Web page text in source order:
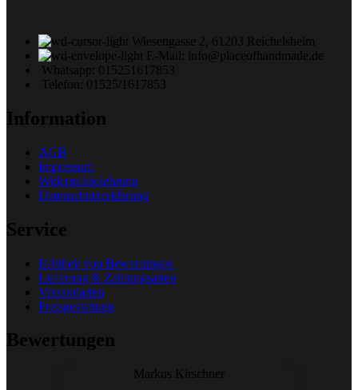
Wiesengasse 2, 61203 Reichelsheim
E-Mail: info@placeofhandmade.de
Whatsapp: 015251617853
Telefon: 01525/1617853
Information
AGB
Impressum
Widerrufsbelehrung
Datenschutzerklärung
Service
Echtheit von Bewertungen
Lieferung & Zahlungsarten
Versandarten
Preisgestaltung
Bewertungen
Markus Kirschner